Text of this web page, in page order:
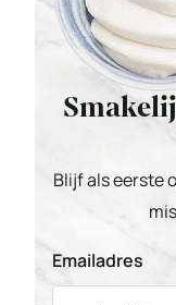
Blijf als eerste
Emailadres